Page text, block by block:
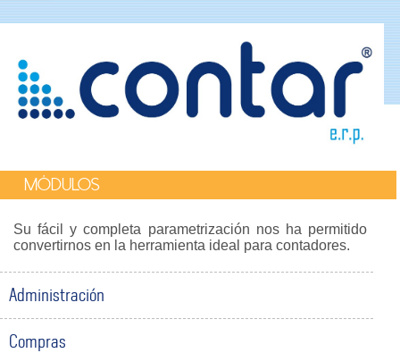
MÓDULOS
Su fácil y completa parametrización nos ha permitido
convertirnos en la herramienta ideal para contadores.
Administración
Compras